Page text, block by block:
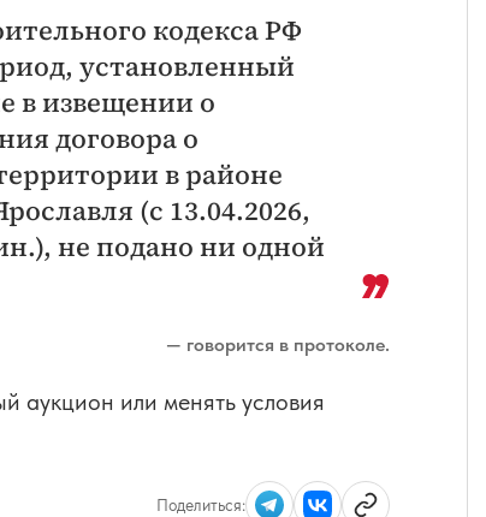
кодекса РФ
установленный
в извещении о
договора о
в районе
(с 13.04.2026,
не подано ни одной
— говорится в протоколе.
аукцион или менять условия
Поделиться: